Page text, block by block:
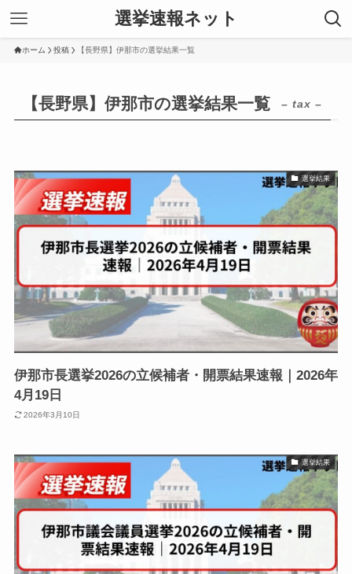
選挙速報ネット
ホーム 投稿 【長野県】伊那市の選挙結果一覧
【長野県】伊那市の選挙結果一覧 – tax –
選挙結果
伊那市長選挙2026の立候補者・開票結果速報｜2026年
4月19日
2026年3月10日
選挙結果